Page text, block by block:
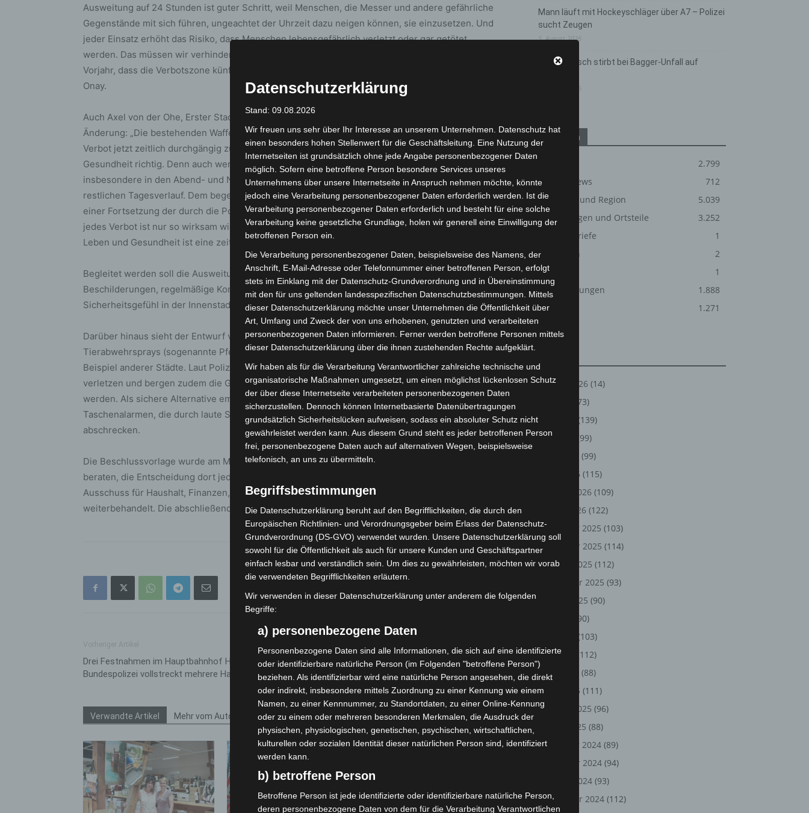
Ausweitung auf 24 Stunden ist guter Schritt, weil Menschen, die Messer und andere gefährliche
Gegenstände mit sich führen, ungeachtet der Uhrzeit dazu neigen können, sie einzusetzen. Und
jeder Einsatz erhöht das Risiko, dass Menschen lebensgefährlich verletzt oder gar getötet
werden. Das müssen wir verhindern. Deshalb ist es wichtig, nach der räumlichen Ausweitung im
Vorjahr, dass die Verbotszone künftig rund um die Uhr wirkt“, betont Oberbürgermeister Belit
Onay.
Auch Axel von der Ohe, Erster Stadtrat und Ordnungsdezernent, unterstützt die geplante
Änderung: „Die bestehenden Waffenverbotszonen haben unsere Stadt sicherer gemacht. Das
Verbot jetzt zeitlich durchgängig zu gestalten, ist im Sinne des Schutzes von Leben und
Gesundheit richtig. Denn auch wenn sich Gewaltdelikte mit gefährlichen Gegenständen
insbesondere in den Abend- und Nachtstunden häufen, ereignen sie sich auch über den
restlichen Tagesverlauf. Dem begegnen wir mit der neuen Verbotsverordnung und ebenso mit
einer Fortsetzung der durch die Polizei durchgeführten Kontrollen in diesen Bereichen. Denn
jedes Verbot ist nur so wirksam wie die Kontrollen, die es begleiten. Im Sinne des Schutzes von
Leben und Gesundheit ist eine zeitlich durchgängige Verbotszone zu rechtfertigen.“
Begleitet werden soll die Ausweitung durch zusätzliche Maßnahmen wie sichtbare
Beschilderungen, regelmäßige Kontrollen und gezielte Öffentlichkeitsarbeit, um das
Sicherheitsgefühl in der Innenstadt weiter zu stärken.
Darüber hinaus sieht der Entwurf vor, dass künftig auch Reizstoffsprühgeräte und
Tierabwehrsprays (sogenannte Pfeffersprays) unter das Verbot fallen. Damit folgt Hannover dem
Beispiel anderer Städte. Laut Polizei können solche Sprays im Gedränge schnell Unbeteiligte
verletzen und bergen zudem die Gefahr, dass sie gegen die Trägerinnen selbst eingesetzt
werden. Als sichere Alternative empfiehlt die Stadt die Nutzung von Schrill- oder
Taschenalarmen, die durch laute Signale Aufmerksamkeit erzeugen und potenzielle Täterinnen
abschrecken.
Die Beschlussvorlage wurde am Montag (6. Oktober) zunächst im Gleichstellungsausschuss
beraten, die Entscheidung dort jedoch vertagt. Am Mittwoch (8. Oktober) wurde das Thema im
Ausschuss für Haushalt, Finanzen, Rechnungsprüfung, Feuerwehr und öffentliche Ordnung
weiterbehandelt. Die abschließende Entscheidung trifft die Ratsversammlung.
Drei Festnahmen im Hauptbahnhof Hannover:
Bundespolizei vollstreckt mehrere Haftbefehle
Neue Führungskräfte für die Regionsverwaltung
Hannover vorgeschlagen
Verwandte Artikel Mehr vom Autor
Mann läuft mit Hockeyschläger über A7 – Polizei
sucht Zeugen
5. August 2026
Celle: Mensch stirbt bei Bagger-Unfall auf
Kategorien
2.799
Corona-News
712
Hannover und Region
5.039
Langenhagen und Ortsteile
3.252
Leserbriefe
1
Menschen
2
Über uns
1
Veranstaltungen
1.888
Welt
1.271
August 2026 (14)
(73)
(139)
Mai 2026
(99)
(99)
März 2026 (115)
Februar 2026 (109)
Januar 2026 (122)
Dezember 2025 (103)
November 2025 (114)
Oktober 2025 (112)
September 2025 (93)
August 2025 (90)
(90)
(103)
Mai 2025
(112)
April 2025
(88)
März 2025 (111)
Februar 2025 (96)
Januar 2025 (88)
Dezember 2024 (89)
November 2024 (94)
Oktober 2024 (93)
September 2024 (112)
Datenschutzerklärung
Stand: 09.08.2026
Wir freuen uns sehr über Ihr Interesse an unserem Unternehmen. Datenschutz hat
einen besonders hohen Stellenwert für die Geschäftsleitung. Eine Nutzung der
Internetseiten ist grundsätzlich ohne jede Angabe personenbezogener Daten
möglich. Sofern eine betroffene Person besondere Services unseres
Unternehmens über unsere Internetseite in Anspruch nehmen möchte, könnte
jedoch eine Verarbeitung personenbezogener Daten erforderlich werden. Ist die
Verarbeitung personenbezogener Daten erforderlich und besteht für eine solche
Verarbeitung keine gesetzliche Grundlage, holen wir generell eine Einwilligung der
betroffenen Person ein.
Die Verarbeitung personenbezogener Daten, beispielsweise des Namens, der
Anschrift, E-Mail-Adresse oder Telefonnummer einer betroffenen Person, erfolgt
stets im Einklang mit der Datenschutz-Grundverordnung und in Übereinstimmung
mit den für uns geltenden landesspezifischen Datenschutzbestimmungen. Mittels
dieser Datenschutzerklärung möchte unser Unternehmen die Öffentlichkeit über
Art, Umfang und Zweck der von uns erhobenen, genutzten und verarbeiteten
personenbezogenen Daten informieren. Ferner werden betroffene Personen mittels
dieser Datenschutzerklärung über die ihnen zustehenden Rechte aufgeklärt.
Wir haben als für die Verarbeitung Verantwortlicher zahlreiche technische und
organisatorische Maßnahmen umgesetzt, um einen möglichst lückenlosen Schutz
der über diese Internetseite verarbeiteten personenbezogenen Daten
sicherzustellen. Dennoch können Internetbasierte Datenübertragungen
grundsätzlich Sicherheitslücken aufweisen, sodass ein absoluter Schutz nicht
gewährleistet werden kann. Aus diesem Grund steht es jeder betroffenen Person
frei, personenbezogene Daten auch auf alternativen Wegen, beispielsweise
telefonisch, an uns zu übermitteln.
Begriffsbestimmungen
Die Datenschutzerklärung beruht auf den Begrifflichkeiten, die durch den
Europäischen Richtlinien- und Verordnungsgeber beim Erlass der Datenschutz-
Grundverordnung (DS-GVO) verwendet wurden. Unsere Datenschutzerklärung soll
sowohl für die Öffentlichkeit als auch für unsere Kunden und Geschäftspartner
einfach lesbar und verständlich sein. Um dies zu gewährleisten, möchten wir vorab
die verwendeten Begrifflichkeiten erläutern.
Wir verwenden in dieser Datenschutzerklärung unter anderem die folgenden
Begriffe:
a) personenbezogene Daten
Personenbezogene Daten sind alle Informationen, die sich auf eine identifizierte
oder identifizierbare natürliche Person (im Folgenden "betroffene Person")
beziehen. Als identifizierbar wird eine natürliche Person angesehen, die direkt
oder indirekt, insbesondere mittels Zuordnung zu einer Kennung wie einem
Namen, zu einer Kennnummer, zu Standortdaten, zu einer Online-Kennung
oder zu einem oder mehreren besonderen Merkmalen, die Ausdruck der
physischen, physiologischen, genetischen, psychischen, wirtschaftlichen,
kulturellen oder sozialen Identität dieser natürlichen Person sind, identifiziert
werden kann.
b) betroffene Person
Betroffene Person ist jede identifizierte oder identifizierbare natürliche Person,
deren personenbezogene Daten von dem für die Verarbeitung Verantwortlichen